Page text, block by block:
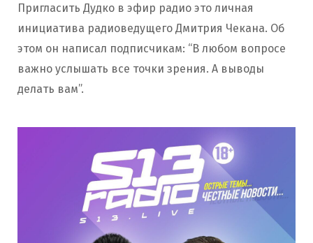
Пригласить Дудко в эфир радио это личная
инициатива радиоведущего Дмитрия Чекана. Об
этом он написал подписчикам: “В любом вопросе
важно услышать все точки зрения. А выводы
делать вам”.